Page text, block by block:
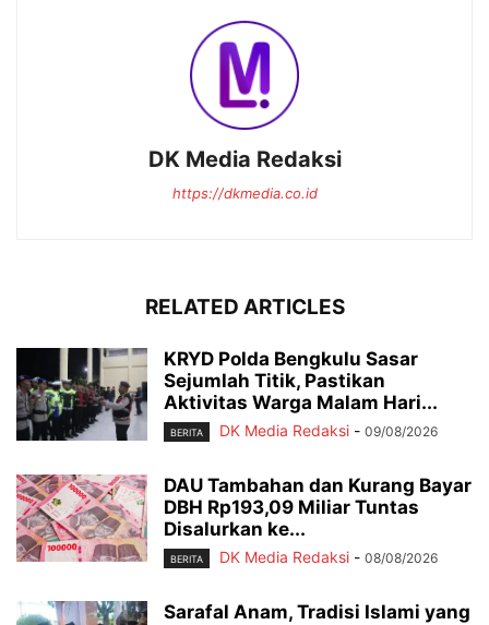
DK Media Redaksi
https://dkmedia.co.id
RELATED ARTICLES
KRYD Polda Bengkulu Sasar
Sejumlah Titik, Pastikan
Aktivitas Warga Malam Hari...
BERITA DK Media Redaksi - 09/08/2026
DAU Tambahan dan Kurang Bayar
DBH Rp193,09 Miliar Tuntas
Disalurkan ke...
BERITA DK Media Redaksi - 08/08/2026
Sarafal Anam, Tradisi Islami yang